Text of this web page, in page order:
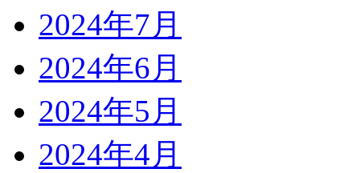
2024年7月
2024年6月
2024年5月
2024年4月